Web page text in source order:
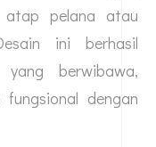
atap pelana atau
ini berhasil
berwibawa,
dengan